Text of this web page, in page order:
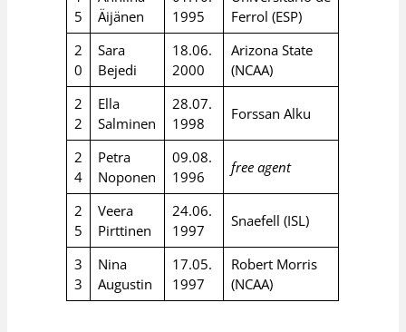
5
Äijänen
1995
Ferrol (ESP)
2
0
Sara
Bejedi
18.06.
2000
Arizona State
(NCAA)
2
2
Ella
Salminen
28.07.
1998
Forssan Alku
2
4
Petra
Noponen
09.08.
1996
free agent
2
5
Veera
Pirttinen
24.06.
1997
Snaefell (ISL)
3
3
Nina
Augustin
17.05.
1997
Robert Morris
(NCAA)